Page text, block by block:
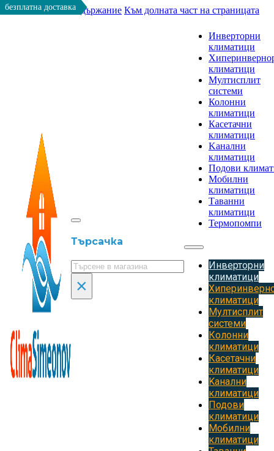
Към основното съдържание Към долната част на страницата
Търсачка
Търсене
×
Инверторни
климатици
климатици
Мултисплит
системи
Колонни
климатици
Касетачни
климатици
Kанални
климатици
Подови
Мобилни
климатици
Таванни
климатици
Термопомпи
Инверторни
климатици
климатици
Мултисплит
системи
Колонни
климатици
Касетачни
климатици
Kанални
климатици
Подови
климатици
Мобилни
климатици
безплатна доставка